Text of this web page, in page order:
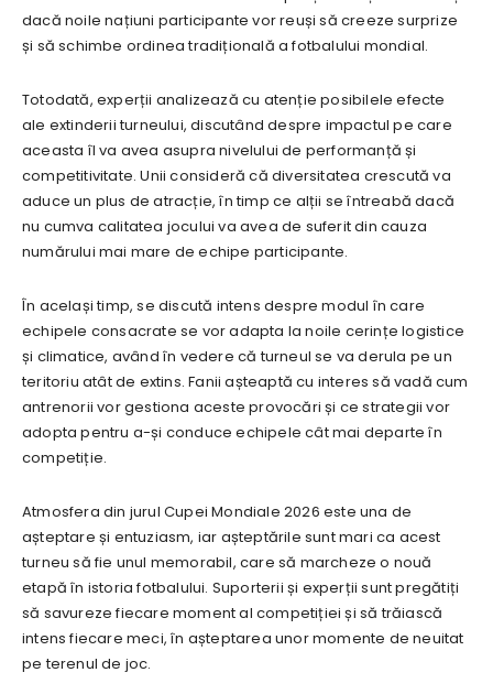
dacă noile națiuni participante vor reuși să creeze surprize
și să schimbe ordinea tradițională a fotbalului mondial.
Totodată, experții analizează cu atenție posibilele efecte
ale extinderii turneului, discutând despre impactul pe care
aceasta îl va avea asupra nivelului de performanță și
competitivitate. Unii consideră că diversitatea crescută va
aduce un plus de atracție, în timp ce alții se întreabă dacă
nu cumva calitatea jocului va avea de suferit din cauza
numărului mai mare de echipe participante.
În același timp, se discută intens despre modul în care
echipele consacrate se vor adapta la noile cerințe logistice
și climatice, având în vedere că turneul se va derula pe un
teritoriu atât de extins. Fanii așteaptă cu interes să vadă cum
antrenorii vor gestiona aceste provocări și ce strategii vor
adopta pentru a-și conduce echipele cât mai departe în
competiție.
Atmosfera din jurul Cupei Mondiale 2026 este una de
așteptare și entuziasm, iar așteptările sunt mari ca acest
turneu să fie unul memorabil, care să marcheze o nouă
etapă în istoria fotbalului. Suporterii și experții sunt pregătiți
să savureze fiecare moment al competiției și să trăiască
intens fiecare meci, în așteptarea unor momente de neuitat
pe terenul de joc.